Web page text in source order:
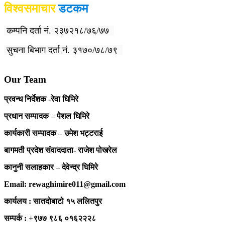
विश्वसमाचारडटकम
कम्पनि दर्ता नं. २३७२१८/७६/७७
सुचना बिभाग दर्ता नं. ३१७०/७८/७९
Our Team
प्रवन्ध निर्देशक -रेवा घिमिरे
प्रधान सम्पादक – पेशल घिमिरे
कार्यकारी सम्पादक – उमेश भट्टराई
बागमती प्रदेश संवाददाता- राजेश पोखरेल
कानुनी सलाहकार – देवेन्द्र घिमिरे
Email: rewaghimire011@gmail.com
कार्यलय : सातदोबाटो १५ ललितपुर
सम्पर्क : +९७७ ९८६ ०१६२२२८